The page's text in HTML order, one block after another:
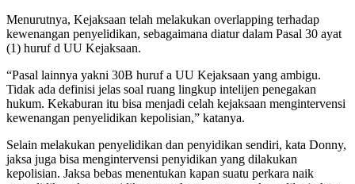
Menurutnya, Kejaksaan telah melakukan overlapping terhadap
kewenangan penyelidikan, sebagaimana diatur dalam Pasal 30 ayat
(1) huruf d UU Kejaksaan.
“Pasal lainnya yakni 30B huruf a UU Kejaksaan yang ambigu.
Tidak ada definisi jelas soal ruang lingkup intelijen penegakan
hukum. Kekaburan itu bisa menjadi celah kejaksaan mengintervensi
kewenangan penyelidikan kepolisian,” katanya.
Selain melakukan penyelidikan dan penyidikan sendiri, kata Donny,
jaksa juga bisa mengintervensi penyidikan yang dilakukan
kepolisian. Jaksa bebas menentukan kapan suatu perkara naik